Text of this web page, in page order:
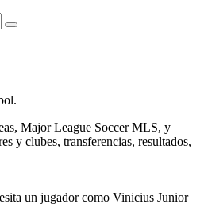
Major League Soccer MLS, y
y clubes, transferencias, resultados,
un jugador como Vinicius Junior